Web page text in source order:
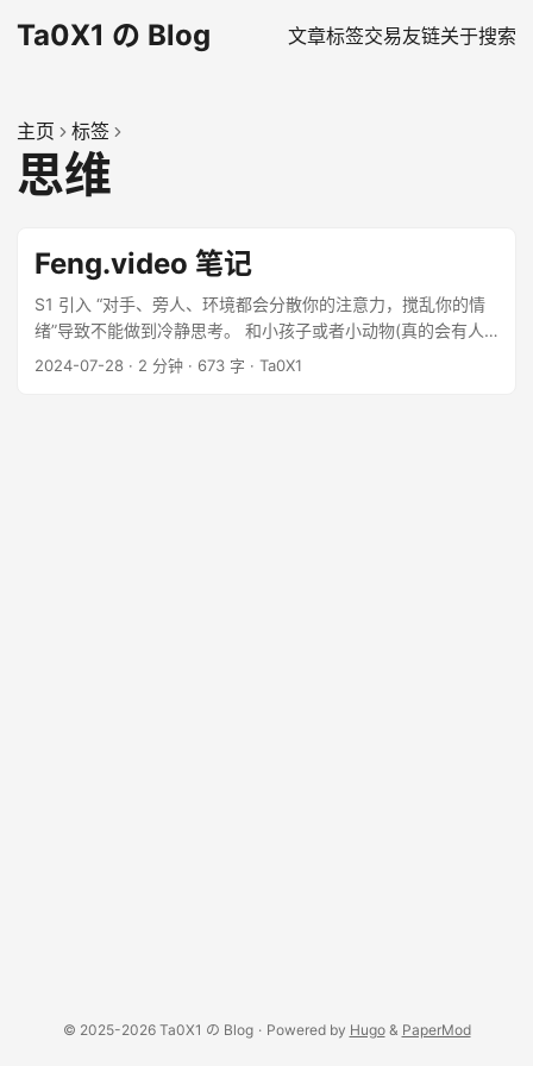
Ta0X1 の Blog 文章标签交易友链关于搜索
主页 标签
思维
Feng.video 笔记
S1 引入 “对手、旁人、环境都会分散你的注意力，搅乱你的情
绪”导致不能做到冷静思考。 和小孩子或者小动物(真的会有人
这么做吗，我以为对小动物只有训斥)吵就会有一种掌握局势的
2024-07-28 · 2 分钟 · 673 字 · Ta0X1
© 2025-2026 Ta0X1 の Blog · Powered by Hugo& PaperMod